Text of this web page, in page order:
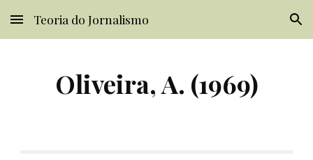
Skip to main content Skip to navigation
Teoria do Jornalismo
Oliveira, A. (1969)